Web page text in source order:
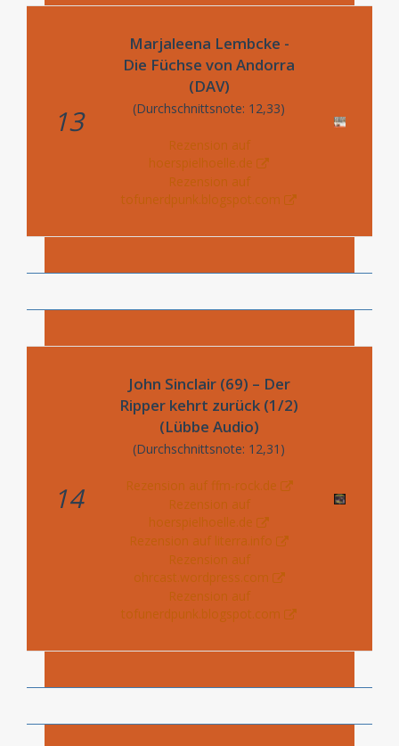
13
Marjaleena Lembcke -
Die Füchse von Andorra
(DAV)
(Durchschnittsnote: 12,33)
Rezension auf
hoerspielhoelle.de
Rezension auf
tofunerdpunk.blogspot.com
14
John Sinclair (69) – Der
Ripper kehrt zurück (1/2)
(Lübbe Audio)
(Durchschnittsnote: 12,31)
Rezension auf ffm-rock.de
Rezension auf
hoerspielhoelle.de
Rezension auf literra.info
Rezension auf
ohrcast.wordpress.com
Rezension auf
tofunerdpunk.blogspot.com